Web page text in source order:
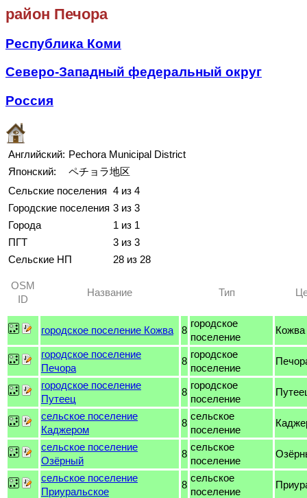
район Печора
Республика Коми
Северо-Западный федеральный округ
Россия
Английский: Pechora Municipal District
Японский:
ペチョラ地区
Сельские поселения 4 из 4
Городские поселения 3 из 3
Города
1 из 1
ПГТ
3 из 3
Сельские НП
28 из 28
OSM
ID
Название Тип
городское поселение Кожва 8
городское
поселение
Кожва
городское поселение
Печора
8
городское
поселение
городское поселение
Путеец
8
городское
поселение
сельское поселение
Каджером
8
сельское
поселение
сельское поселение
Озёрный
8
сельское
поселение
сельское поселение
Приуральское
8
сельское
поселение